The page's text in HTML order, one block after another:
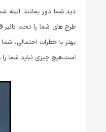
دید شما دور بمانند.
طرح های شما را تحت تاثیر
بهتر با خطرات احتمالی،
است.هیچ چیزی نباید شما را